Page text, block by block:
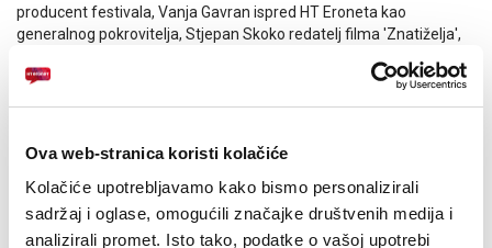
Ova web-stranica koristi kolačiće
Kolačiće upotrebljavamo kako bismo personalizirali
sadržaj i oglase, omogućili značajke društvenih medija i
analizirali promet. Isto tako, podatke o vašoj upotrebi
producent festivala, Vanja Gavran ispred HT Eroneta kao
generalnog pokrovitelja, Stjepan Skoko redatelj filma 'Znatiželja',
redateljica i producentica iz San Diega te voditeljica MFF radionice,
Bogdan, jedan od glavnih glumaca igranog filma 'Broj 55'.
konkurenciji je vrlo jak i bavi se problemima svakodnevog zivota u
zemljama Mediterana. Filmovi u popratnim programima bave se
lakšim temama i prevladavaju glazbeni dokumentarci. Prva tri